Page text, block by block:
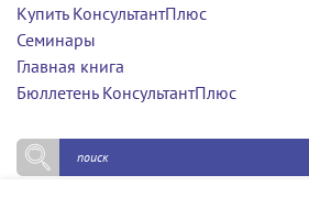
Купить КонсультантПлюс
Семинары
Главная книга
Бюллетень КонсультантПлюс